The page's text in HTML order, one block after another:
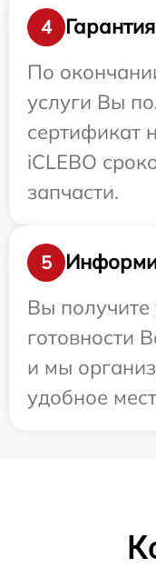
4
Гарантия
По
услуги Вы
сертификат
iCLEBO
запчасти.
5
Вы
готовности
и мы
удобное